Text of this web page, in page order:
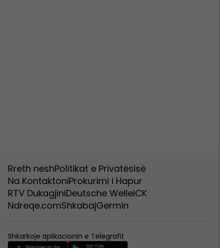
Rreth neshPolitikat e Privatësisë
Na KontaktoniProkurimi i Hapur
RTV DukagjiniDeutsche WelleICK
Ndreqe.comShkabajGermin
Shkarkoje aplikacionin e Telegrafit